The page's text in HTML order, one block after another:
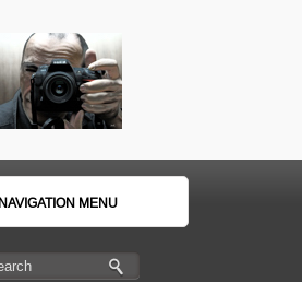
NAVIGATION MENU